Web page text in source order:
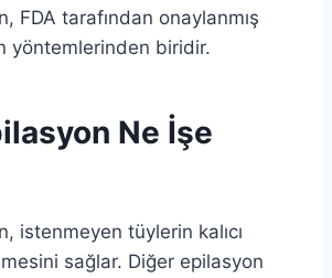
FDA tarafından onaylanmış
yöntemlerinden biridir.
Ne İşe
istenmeyen tüylerin kalıcı
sağlar. Diğer epilasyon